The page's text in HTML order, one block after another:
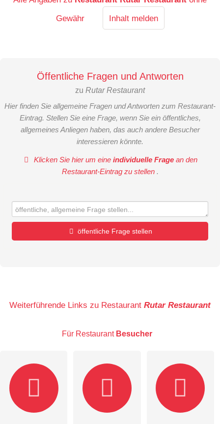
Gewähr
Inhalt melden
Öffentliche Fragen und Antworten
zu Rutar Restaurant
Hier finden Sie allgemeine Fragen und Antworten zum Restaurant-
Eintrag. Stellen Sie eine Frage, wenn Sie ein öffentliches,
allgemeines Anliegen haben, das auch andere Besucher
interessieren könnte.
Klicken Sie hier um eineindividuelle Frage an den
Restaurant-Eintrag zu stellen .
öffentliche Frage stellen
E-Mail-Adresse (wird nicht veröffentlicht)
Weiterführende Links zu Restaurant Rutar Restaurant
Für Restaurant Besucher